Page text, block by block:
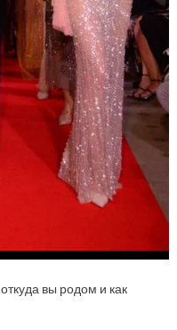
вы родом и как